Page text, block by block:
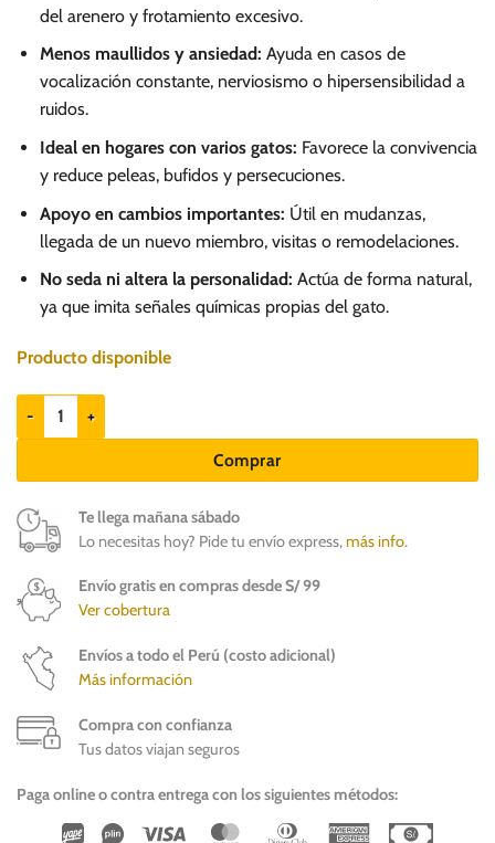
del arenero y frotamiento excesivo.
Menos maullidos y ansiedad: Ayuda en casos de
vocalización constante, nerviosismo o hipersensibilidad a
ruidos.
Ideal en hogares con varios gatos: Favorece la convivencia
y reduce peleas, bufidos y persecuciones.
Apoyo en cambios importantes: Útil en mudanzas,
llegada de un nuevo miembro, visitas o remodelaciones.
No seda ni altera la personalidad: Actúa de forma natural,
ya que imita señales químicas propias del gato.
Producto disponible
Beaphar CatComfort Excellence Difusor de Feromonas - Kit inicial
Comprar
Te llega mañana sábado
Lo necesitas hoy? Pide tu envío express,más info.
Envío gratis en compras desde S/ 99
Ver cobertura
Envíos a todo el Perú (costo adicional)
Más información
Compra con confianza
Tus datos viajan seguros
Paga online o contra entrega con los siguientes métodos:
Wirecard
Vipps Visa MasterCardDinners
American